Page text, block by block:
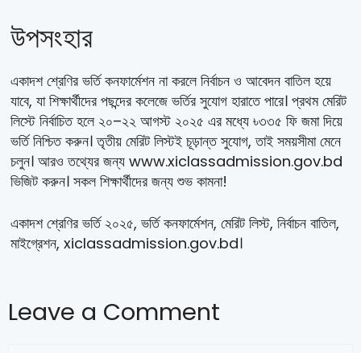
উপসংহার
একাদশ শ্রেণির ভর্তি কনফার্মেশন না করলে নির্বাচন ও আবেদন বাতিল হয়ে
যাবে, যা শিক্ষার্থীদের পছন্দের কলেজে ভর্তির সুযোগ হারাতে পারে। প্রথম মেরিট
লিস্টে নির্বাচিত হলে ২০–২২ আগস্ট ২০২৫ এর মধ্যে ৳৩৩৫ ফি জমা দিয়ে
ভর্তি নিশ্চিত করুন। তৃতীয় মেরিট লিস্টই চূড়ান্ত সুযোগ, তাই সময়সীমা মেনে
চলুন। আরও তথ্যের জন্য www.xiclassadmission.gov.bd
ভিজিট করুন। সকল শিক্ষার্থীদের জন্য শুভ কামনা!
একাদশ শ্রেণির ভর্তি ২০২৫, ভর্তি কনফার্মেশন, মেরিট লিস্ট, নির্বাচন বাতিল,
মাইগ্রেশন, xiclassadmission.gov.bd।
Leave a Comment